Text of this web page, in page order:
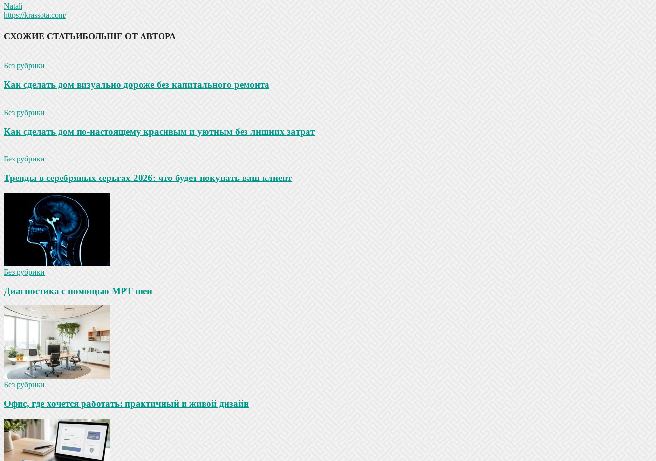
Natali
https://krassota.com/
СХОЖИЕ СТАТЬИБОЛЬШЕ ОТ АВТОРА
Без рубрики
Как сделать дом визуально дороже без капитального ремонта
Без рубрики
Как сделать дом по-настоящему красивым и уютным без лишних затрат
Без рубрики
Тренды в серебряных серьгах 2026: что будет покупать ваш клиент
Без рубрики
Диагностика с помощью МРТ шеи
Без рубрики
Офис, где хочется работать: практичный и живой дизайн